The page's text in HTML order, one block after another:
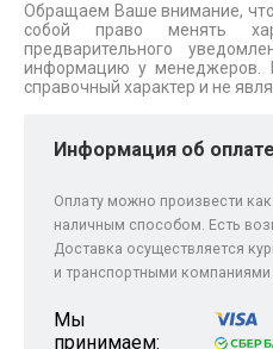
Обращаем Ваше внимание, что
собой право менять
предварительного
информацию у менеджеров.
справочный характер и не
Информация об
Оплату можно произвести
наличным способом. Есть
Доставка осуществляется
и транспортными
Мы
принимаем: